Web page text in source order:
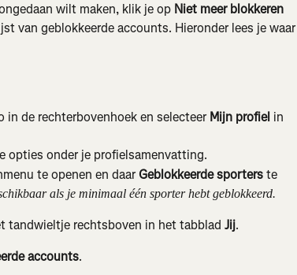
wilt maken, klik je op Niet meer blokkeren
van geblokkeerde accounts. Hieronder lees je waar
in de rechterbovenhoek en selecteer Mijn profiel in
opties onder je profielsamenvatting.
te openen en daar Geblokkeerde sporters te
als je minimaal één sporter hebt geblokkeerd.
tandwieltje rechtsboven in het tabblad Jij.
accounts.